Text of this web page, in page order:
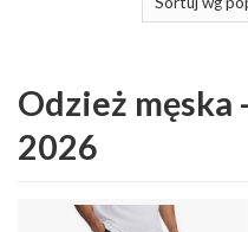
Odzież męska
2026